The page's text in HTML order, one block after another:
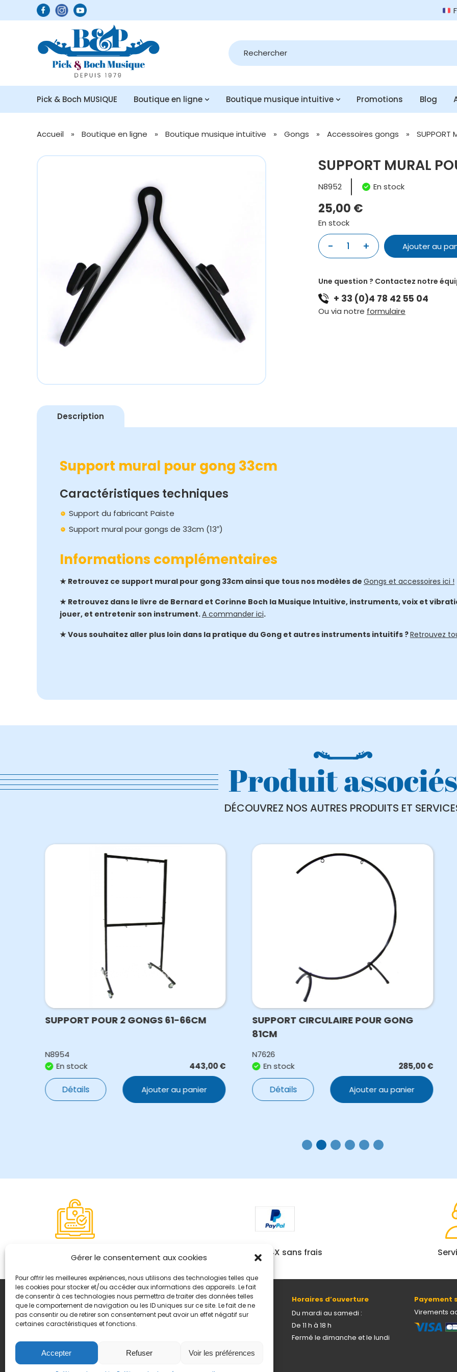
Gérer le consentement aux cookies
Pour offrir les meilleures expériences, nous utilisons des technologies telles que
les cookies pour stocker et/ou accéder aux informations des appareils. Le fait
de consentir à ces technologies nous permettra de traiter des données telles
que le comportement de navigation ou les ID uniques sur ce site. Le fait de ne
pas consentir ou de retirer son consentement peut avoir un effet négatif sur
certaines caractéristiques et fonctions.
Accepter Refuser Voir les préférences
Recherche
de
produits
Pick & Boch MUSIQUE Boutique en ligne Boutique musique intuitive Promotions Blog
Accueil » Boutique en ligne » Boutique musique intuitive » Gongs » Accessoires gongs » SUPPORT
SUPPORT MURAL
N8952 En stock
25,00 €
En stock
-
quantité
MURAL
POUR
GONG
33CM
+ Ajouter au
Une question ? Contactez notre
+ 33 (0)4 78 42 55 04
Ou via notre formulaire
Description
Support mural pour gong 33cm
Caractéristiques techniques
Support du fabricant Paiste
Support mural pour gongs de 33cm (13″)
Informations complémentaires
★ Retrouvez ce support mural pour gong 33cm ainsi que tous nos modèles de Gongs et accessoires ici !
★ Retrouvez dans le livre de Bernard et Corinne Boch la Musique Intuitive, instruments, voix et
jouer, et entretenir son instrument.A commander ici.
★ Vous souhaitez aller plus loin dans la pratique du Gong et autres instruments intuitifs ?Retrouvez
Produit associés
DÉCOUVREZ NOS AUTRES PRODUITS ET
SUPPORT POUR 2 GONGS 61-66CM
N8954
En stock
443,00€
Détails Ajouter au panier
SUPPORT CIRCULAIRE POUR GONG
81CM
N7626
En stock
285,00€
Détails Ajouter au panier
Paiement sécurisé Paiement 4X sans frais
Coordonnées
8, quai Romain Rolland 69005 Lyon
Plan d'accès
Horaires d’ouverture
Du mardi au samedi :
De 11 h à 18 h
Fermé le dimanche et le lundi
Payement
Virements